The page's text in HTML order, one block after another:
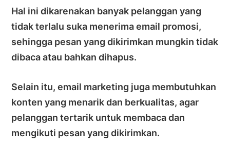
Hal ini dikarenakan banyak pelanggan yang
tidak terlalu suka menerima email promosi,
sehingga pesan yang dikirimkan mungkin tidak
dibaca atau bahkan dihapus.
Selain itu, email marketing juga membutuhkan
konten yang menarik dan berkualitas, agar
pelanggan tertarik untuk membaca dan
mengikuti pesan yang dikirimkan.